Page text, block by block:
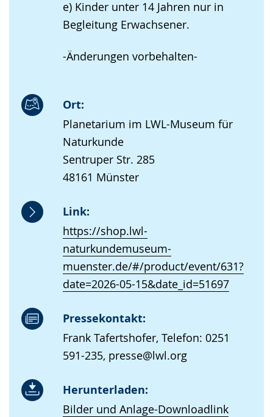
e) Kinder unter 14 Jahren nur in
Begleitung Erwachsener.
-Änderungen vorbehalten-
Ort:
Planetarium im LWL-Museum für
Naturkunde
Sentruper Str. 285
48161 Münster
Link:
https://shop.lwl-
naturkundemuseum-
muenster.de/#/product/event/631?
date=2026-05-15&date_id=51697
Pressekontakt:
Frank Tafertshofer, Telefon: 0251
591-235, presse@lwl.org
Herunterladen:
Bilder und Anlage-Downloadlink